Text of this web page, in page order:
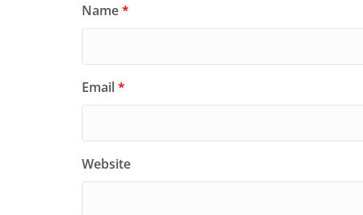
Name*
Email*
Website